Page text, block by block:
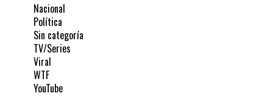
Nacional
Política
Sin categoría
TV/Series
Viral
WTF
YouTube